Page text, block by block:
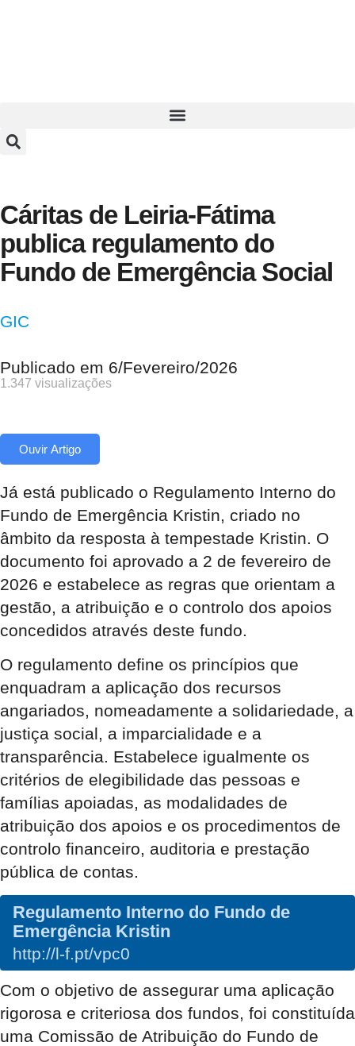
Cáritas de Leiria-Fátima
publica regulamento do
Fundo de Emergência Social
GIC
Publicado em 6/Fevereiro/2026
1.347 visualizações
Ouvir Artigo
Já está publicado o Regulamento Interno do
Fundo de Emergência Kristin, criado no
âmbito da resposta à tempestade Kristin. O
documento foi aprovado a 2 de fevereiro de
2026 e estabelece as regras que orientam a
gestão, a atribuição e o controlo dos apoios
concedidos através deste fundo.
O regulamento define os princípios que
enquadram a aplicação dos recursos
angariados, nomeadamente a solidariedade, a
justiça social, a imparcialidade e a
transparência. Estabelece igualmente os
critérios de elegibilidade das pessoas e
famílias apoiadas, as modalidades de
atribuição dos apoios e os procedimentos de
controlo financeiro, auditoria e prestação
pública de contas.
Regulamento Interno do Fundo de
Emergência Kristin
http://l-f.pt/vpc0
Com o objetivo de assegurar uma aplicação
rigorosa e criteriosa dos fundos, foi constituída
uma Comissão de Atribuição do Fundo de